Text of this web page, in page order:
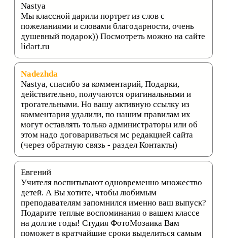
Nastya
Мы классной дарили портрет из слов с
пожеланиями и словами благодарности, очень
душевный подарок)) Посмотреть можно на сайте
lidart.ru
Nadezhda
Nastya, спасибо за комментарий, Подарки,
действительно, получаются оригинальными и
трогательными. Но вашу активную ссылку из
комментария удалили, по нашим правилам их
могут оставлять только администраторы или об
этом надо договариваться мс редакцией сайта
(через обратную связь - раздел Контакты)
Евгений
Учителя воспитывают одновременно множество
детей. А Вы хотите, чтобы любимым
преподавателям запомнился именно ваш выпуск?
Подарите теплые воспоминания о вашем классе
на долгие годы! Студия ФотоМозаика Вам
поможет в кратчайшие сроки выделиться самым